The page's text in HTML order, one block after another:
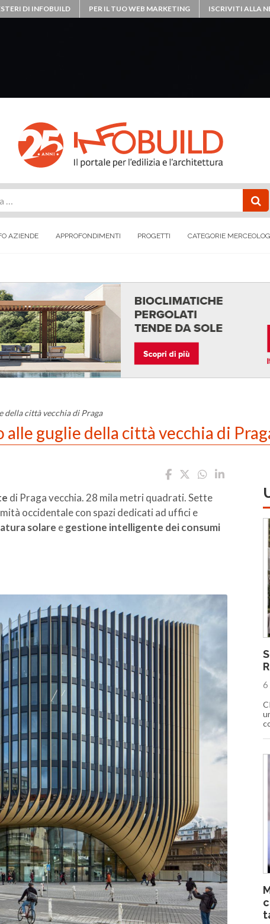
DI INFOBUILD PER IL TUO WEB MARKETING ISCRIVITI ALLA
AZIENDE APPROFONDIMENTI PROGETTI CATEGORIE
della città vecchia di Praga
guglie della città vecchia di
di Praga vecchia. 28 mila metri quadrati. Sette
occidentale con spazi dedicati ad uffici e
solare egestione intelligente dei consumi
6